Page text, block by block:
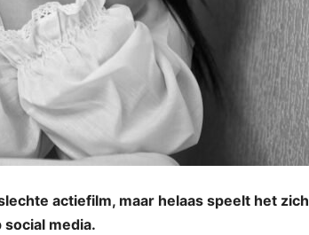
actiefilm, maar helaas speelt het zich
media.